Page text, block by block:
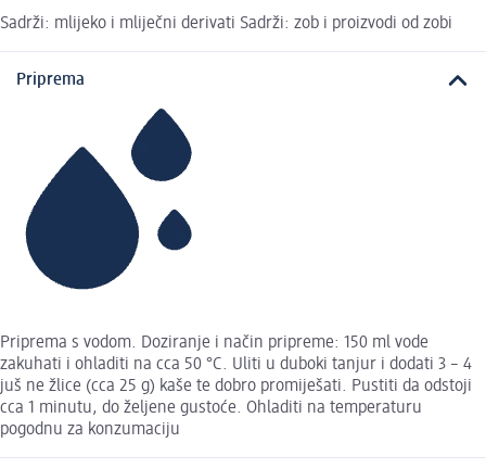
Sadrži: mlijeko i mliječni derivati Sadrži: zob i proizvodi od zobi
Priprema
Priprema s vodom. Doziranje i način pripreme: 150 ml vode
zakuhati i ohladiti na cca 50 °C. Uliti u duboki tanjur i dodati 3 – 4
juš ne žlice (cca 25 g) kaše te dobro promiješati. Pustiti da odstoji
cca 1 minutu, do željene gustoće. Ohladiti na temperaturu
pogodnu za konzumaciju